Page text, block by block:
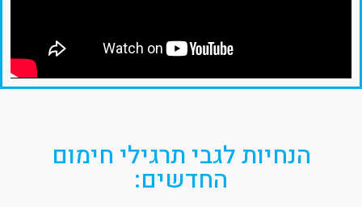
הנחיות לגבי תרגילי חימום
החדשים: